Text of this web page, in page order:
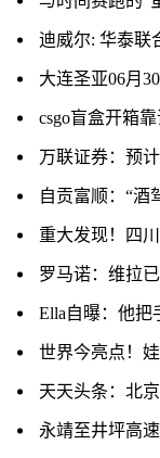
大连圣亚06月
世界今亮点！
永靖至井坪高